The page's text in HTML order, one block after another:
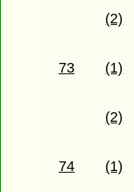
(2)
73
(1)
(2)
74
(1)